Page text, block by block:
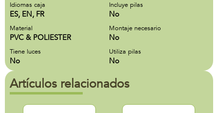
Idiomas caja
ES, EN, FR
Incluye pilas
No
Material
PVC & POLIESTER
Montaje necesario
No
Tiene luces
No
Utiliza pilas
No
Artículos relacionados